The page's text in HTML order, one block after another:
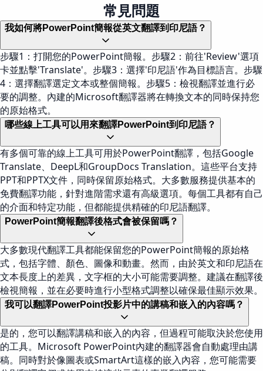
常見問題
我如何將PowerPoint簡報從英文翻譯到印尼語？
步驟1：打開您的PowerPoint簡報。步驟2：前往'Review'選項
卡並點擊'Translate'。步驟3：選擇'印尼語'作為目標語言。步驟
4：選擇翻譯選定文本或整個簡報。步驟5：檢視翻譯並進行必
要的調整。內建的Microsoft翻譯器將在轉換文本的同時保持您
的原始格式。
哪些線上工具可以用來翻譯PowerPoint到印尼語？
有多個可靠的線上工具可用於PowerPoint翻譯，包括Google
Translate、DeepL和GroupDocs Translation。這些平台支持
PPT和PPTX文件，同時保留原始格式。大多數服務提供基本的
免費翻譯功能，針對進階需求還有高級選項。每個工具都有自己
的介面和特定功能，但都能提供精確的印尼語翻譯。
PowerPoint簡報翻譯後格式會被保留嗎？
大多數現代翻譯工具都能保留您的PowerPoint簡報的原始格
式，包括字體、顏色、圖像和動畫。然而，由於英文和印尼語在
文本長度上的差異，文字框的大小可能需要調整。建議在翻譯後
檢視簡報，並在必要時進行小型格式調整以確保最佳顯示效果。
我可以翻譯PowerPoint投影片中的講稿和嵌入的內容嗎？
是的，您可以翻譯講稿和嵌入的內容，但過程可能取決於您使用
的工具。Microsoft PowerPoint內建的翻譯器會自動處理由講
稿。同時對於像圖表或SmartArt這樣的嵌入內容，您可能需要